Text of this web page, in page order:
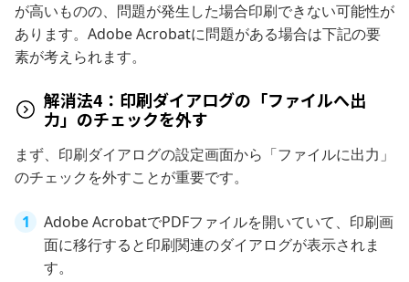
が高いものの、問題が発生した場合印刷できない可能性が
あります。Adobe Acrobatに問題がある場合は下記の要
素が考えられます。
解消法4：印刷ダイアログの「ファイルへ出
力」のチェックを外す
まず、印刷ダイアログの設定画面から「ファイルに出力」
のチェックを外すことが重要です。
Adobe AcrobatでPDFファイルを開いていて、印刷画
面に移行すると印刷関連のダイアログが表示されま
す。